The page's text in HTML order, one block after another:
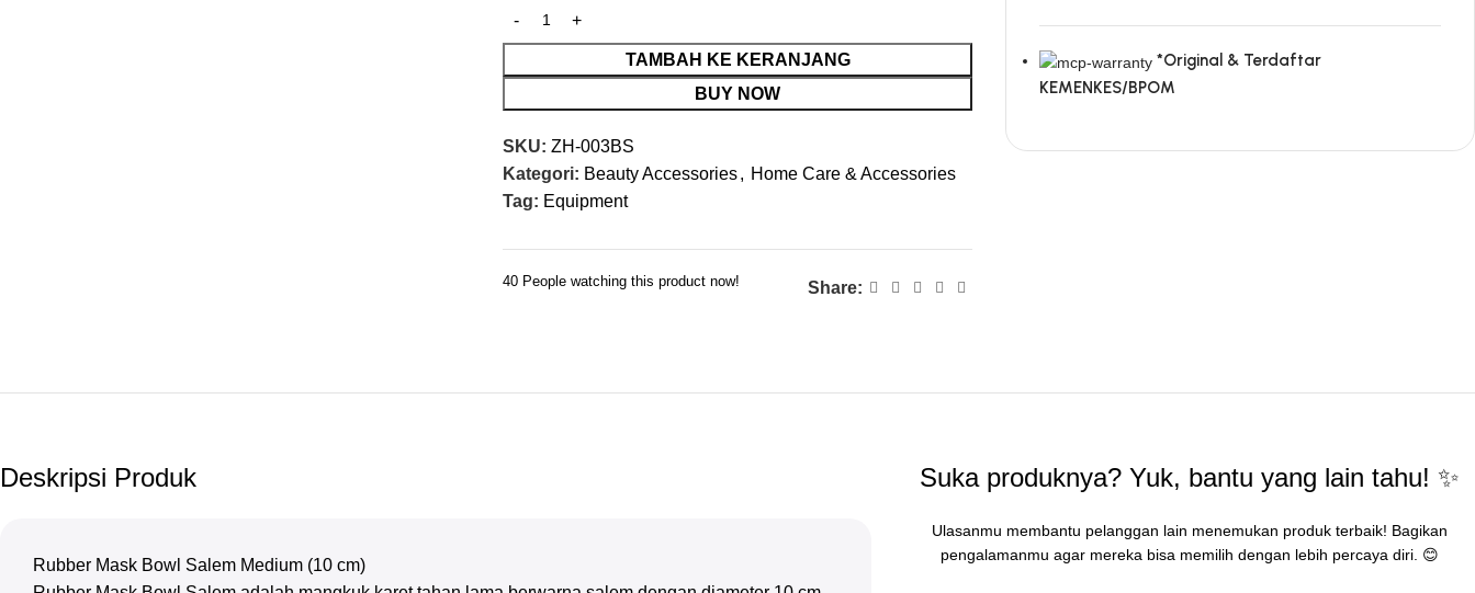
TAMBAH KE KERANJANG
BUY NOW
SKU: ZH-003BS
Kategori: Beauty Accessories, Home Care & Accessories
Tag: Equipment
40 People watching this product now! Share:
*Original & Terdaftar
KEMENKES/BPOM
Deskripsi Produk
Rubber Mask Bowl Salem Medium (10 cm)
Suka produknya? Yuk, bantu yang lain tahu! ✨
Ulasanmu membantu pelanggan lain menemukan produk terbaik! Bagikan
pengalamanmu agar mereka bisa memilih dengan lebih percaya diri. 😊